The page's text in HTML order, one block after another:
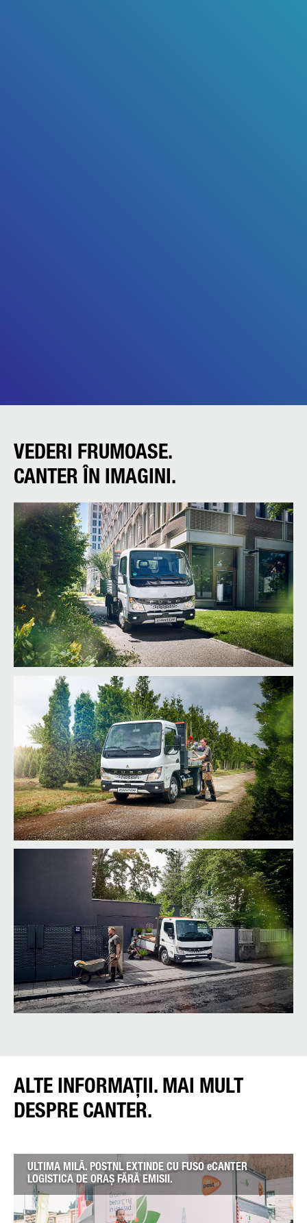
VEDERI FRUMOASE.
CANTER ÎN IMAGINI.
ALTE INFORMAȚII. MAI MULT
DESPRE CANTER.
ULTIMA MILĂ. POSTNL EXTINDE CU FUSO eCANTER
LOGISTICA DE ORAȘ FĂRĂ EMISII.